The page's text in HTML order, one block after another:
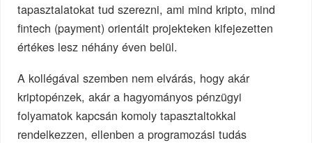
tapasztalatokat tud szerezni, ami mind kripto, mind
fintech (payment) orientált projekteken kifejezetten
értékes lesz néhány éven belül.
A kollégával szemben nem elvárás, hogy akár
kriptopénzek, akár a hagyományos pénzügyi
folyamatok kapcsán komoly tapasztaltokkal
rendelkezzen, ellenben a programozási tudás